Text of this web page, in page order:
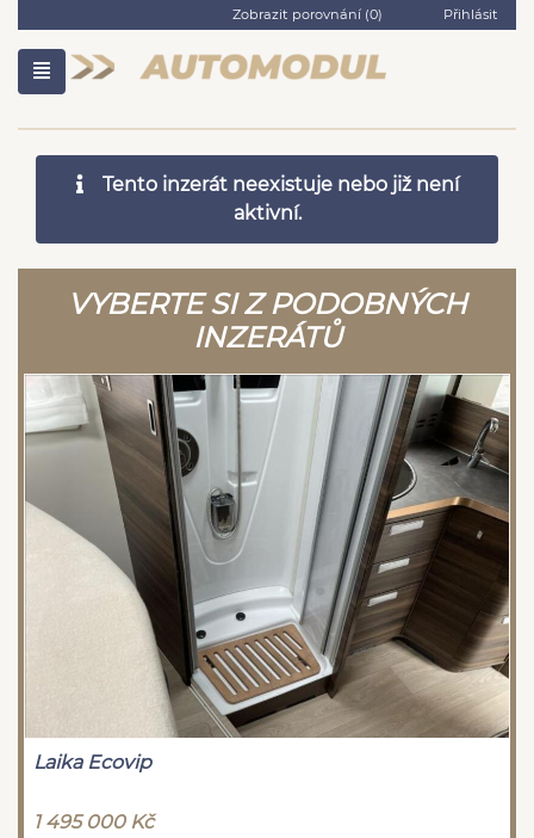
Zobrazit porovnání (0) Přihlásit
Tento inzerát neexistuje nebo již není
aktivní.
VYBERTE SI Z PODOBNÝCH
INZERÁTŮ
Laika Ecovip
1 495 000 Kč